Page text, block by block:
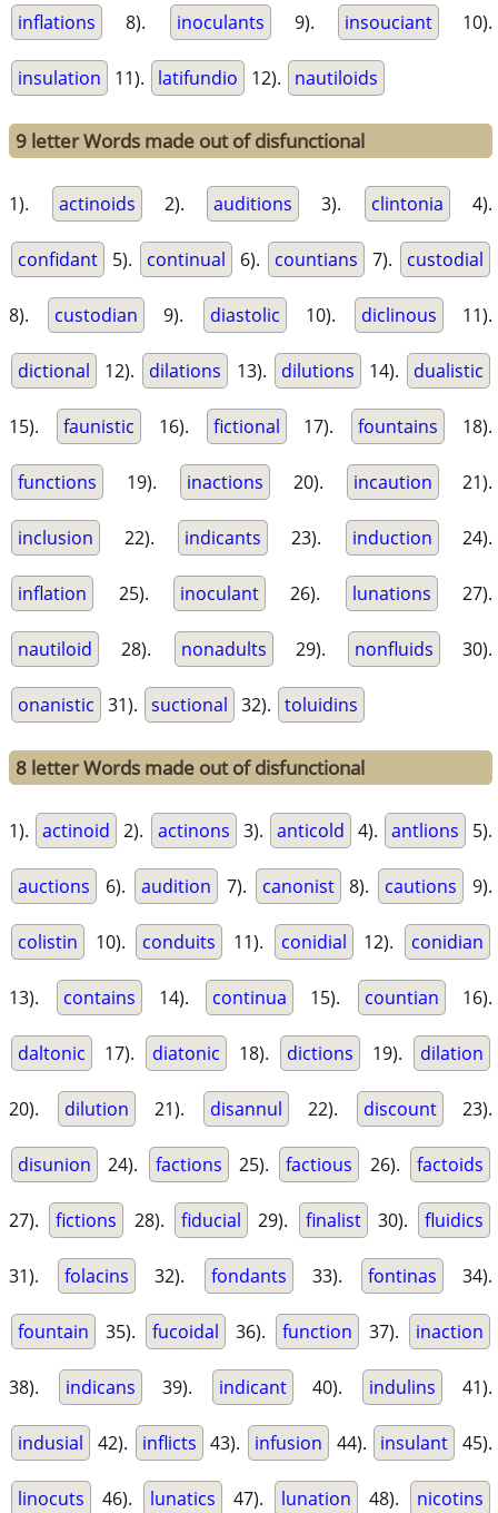
inflations 8). inoculants 9). insouciant 10).
insulation 11). latifundio 12). nautiloids
9 letter Words made out of disfunctional
1). actinoids 2). auditions 3). clintonia 4).
confidant 5). continual 6). countians 7). custodial
8). custodian 9). diastolic 10). diclinous 11).
dictional 12). dilations 13). dilutions 14). dualistic
15). faunistic 16). fictional 17). fountains 18).
functions 19). inactions 20). incaution 21).
inclusion 22). indicants 23). induction 24).
inflation 25). inoculant 26). lunations 27).
nautiloid 28). nonadults 29). nonfluids 30).
onanistic 31). suctional 32). toluidins
8 letter Words made out of disfunctional
1). actinoid 2). actinons 3). anticold 4). antlions 5).
auctions 6). audition 7). canonist 8). cautions 9).
colistin 10). conduits 11). conidial 12). conidian
13). contains 14). continua 15). countian 16).
daltonic 17). diatonic 18). dictions 19). dilation
20). dilution 21). disannul 22). discount 23).
disunion 24). factions 25). factious 26). factoids
27). fictions 28). fiducial 29). finalist 30). fluidics
31). folacins 32). fondants 33). fontinas 34).
fountain 35). fucoidal 36). function 37). inaction
38). indicans 39). indicant 40). indulins 41).
indusial 42). inflicts 43). infusion 44). insulant 45).
linocuts 46). lunatics 47). lunation 48). nicotins